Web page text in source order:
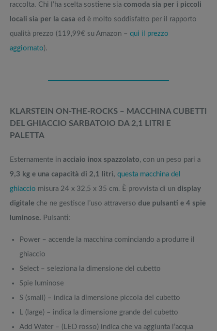
raccolta. Chi l’ha scelta sostiene sia comoda sia per i piccoli
locali sia per la casa ed è molto soddisfatto per il rapporto
qualità prezzo (119,99€ su Amazon – qui il prezzo
aggiornato).
KLARSTEIN ON-THE-ROCKS – MACCHINA CUBETTI
DEL GHIACCIO SARBATOIO DA 2,1 LITRI E
PALETTA
Esternamente in acciaio inox spazzolato, con un peso pari a
9,3 kg e una capacità di 2,1 litri, questa macchina del
ghiaccio misura 24 x 32,5 x 35 cm. È provvista di un display
digitale che ne gestisce l’uso attraverso due pulsanti e 4 spie
luminose. Pulsanti:
Power – accende la macchina cominciando a produrre il
ghiaccio
Select – seleziona la dimensione del cubetto
Spie luminose
S (small) – indica la dimensione piccola del cubetto
L (large) – indica la dimensione grande del cubetto
Add Water – (LED rosso) indica che va aggiunta l’acqua